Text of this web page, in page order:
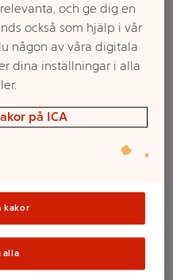
Anti-
&
handla
och ge dig en
också som hjälp i vår
någon av våra digitala
dina inställningar i alla
på ICA
kakor
alla